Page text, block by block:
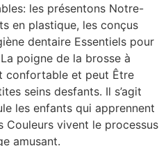
les présentons Notre-
en plastique, les conçus
dentaire Essentiels pour
poigne de la brosse à
confortable et peut Être
seins desfants. Il s’agit
les enfants qui apprennent
Couleurs vivent le processus
amusant.